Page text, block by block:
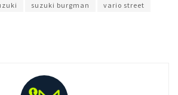
suzuki burgman vario street